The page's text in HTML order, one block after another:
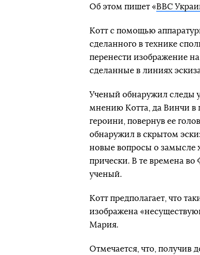
Об этом пишет «BBC
Котт с помощью
сделанного в технике
перенести изображение
сделанные в линиях
Ученый обнаружил следы
мнению Котта, да Винчи в
героини, повернув ее
обнаружил в скрытом
новые вопросы о замысле
прически. В те времена
ученый.
Котт предполагает, что
изображена
Мария.
Отмечается, что, получив